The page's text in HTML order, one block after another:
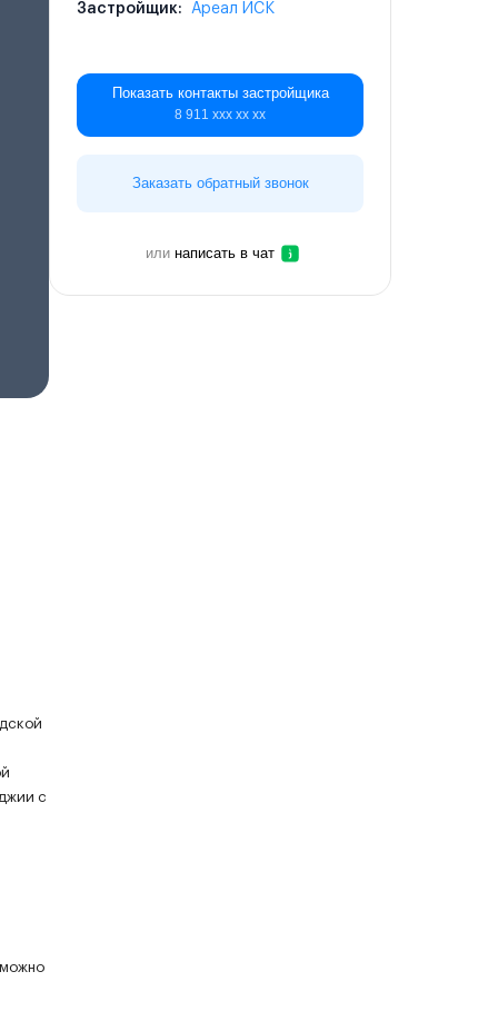
с
можно
Застройщик: Ареал ИСК
Показать контакты застройщика
8 911 ххх хх хх
Заказать обратный звонок
или написать в чат